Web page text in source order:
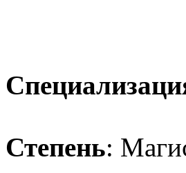
Степень: